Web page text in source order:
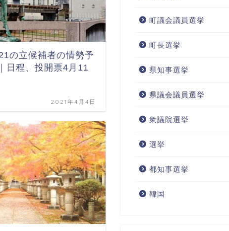
の立候補者の情勢予
日程、投開票4月11
2021年4月4日
町議会議員選挙
町長選挙
県知事選挙
県議会議員選挙
衆議院選挙
選挙
都知事選挙
韓国